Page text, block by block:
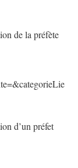
de la préfète
d’un préfet